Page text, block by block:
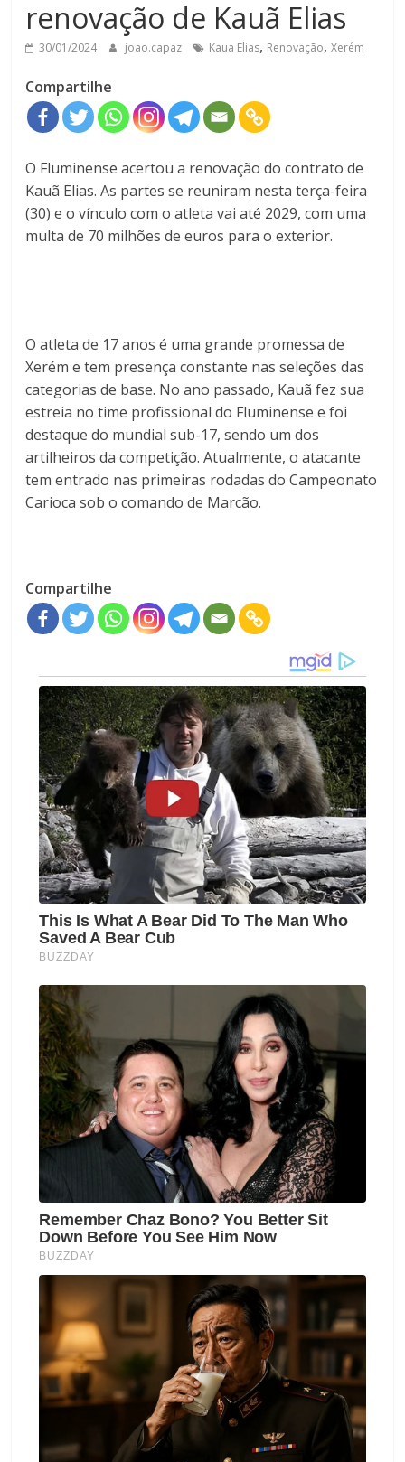
renovação de Kauã Elias
30/01/2024 joao.capaz Kaua Elias, Renovação,Xerém
Compartilhe
O Fluminense acertou a renovação do contrato de
Kauã Elias. As partes se reuniram nesta terça-feira
(30) e o vínculo com o atleta vai até 2029, com uma
multa de 70 milhões de euros para o exterior.
O atleta de 17 anos é uma grande promessa de
Xerém e tem presença constante nas seleções das
categorias de base. No ano passado, Kauã fez sua
estreia no time profissional do Fluminense e foi
destaque do mundial sub-17, sendo um dos
artilheiros da competição. Atualmente, o atacante
tem entrado nas primeiras rodadas do Campeonato
Carioca sob o comando de Marcão.
Compartilhe